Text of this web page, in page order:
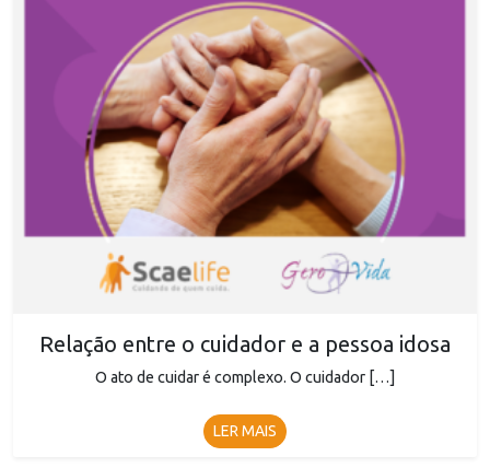
Relação entre o cuidador e a pessoa idosa
O ato de cuidar é complexo. O cuidador […]
LER MAIS